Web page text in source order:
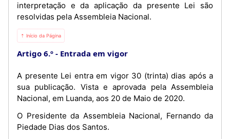
interpretação e da aplicação da presente Lei são
resolvidas pela Assembleia Nacional.
⇡ Início da Página
Artigo 6.º Entrada em vigor
A presente Lei entra em vigor 30 (trinta) dias após a
sua publicação. Vista e aprovada pela Assembleia
Nacional, em Luanda, aos 20 de Maio de 2020.
O Presidente da Assembleia Nacional, Fernando da
Piedade Dias dos Santos.